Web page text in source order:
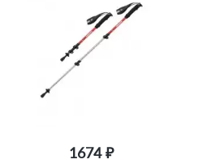
1674 ₽